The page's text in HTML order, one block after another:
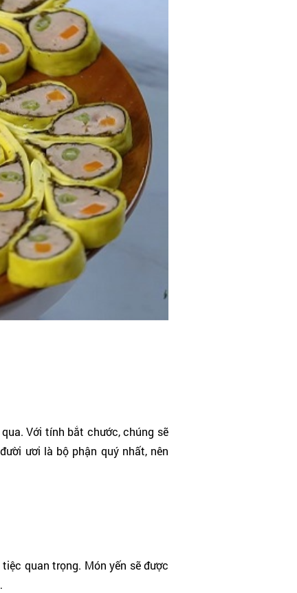
Với tính bắt chước, chúng sẽ
ươi là bộ phận quý nhất, nên
quan trọng. Món yến sẽ được